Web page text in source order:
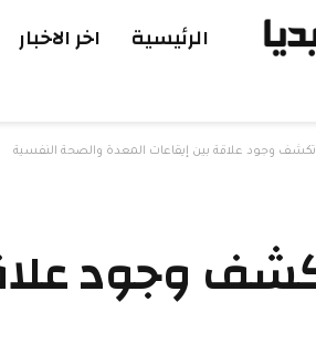
الرئيسية اخر الاخبار
وجود علاقة بين إيقاعات المعدة والصحة النفسية
وجود